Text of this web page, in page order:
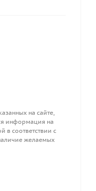
на сайте,
информация на
в соответствии с
желаемых